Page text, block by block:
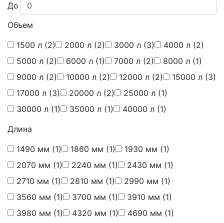
До
Объем
1500 л (2) 2000 л (2) 3000 л (3) 4000 л (2)
5000 л (2) 6000 л (1) 7000 л (2) 8000 л (1)
9000 л (2) 10000 л (2) 12000 л (2) 15000 л (3)
17000 л (3) 20000 л (2) 25000 л (1)
30000 л (1) 35000 л (1) 40000 л (1)
Длина
1490 мм (1) 1860 мм (1) 1930 мм (1)
2070 мм (1) 2240 мм (1) 2430 мм (1)
2710 мм (1) 2810 мм (1) 2990 мм (1)
3560 мм (1) 3700 мм (1) 3910 мм (1)
3980 мм (1) 4320 мм (1) 4690 мм (1)